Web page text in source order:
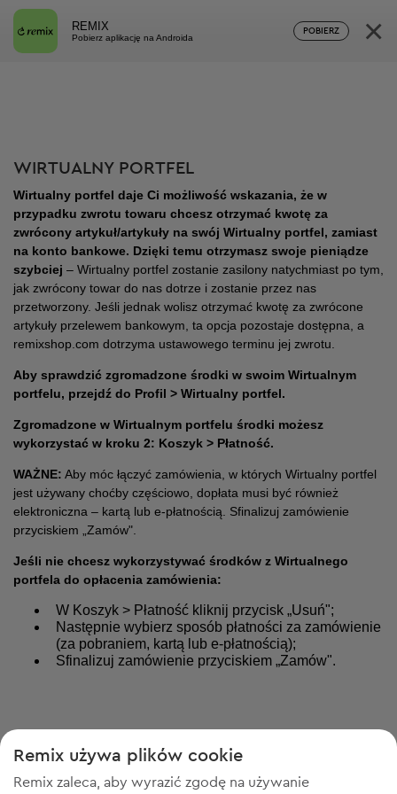
REMIX
Pobierz aplikację na Androida
POBIERZ ×
WIRTUALNY PORTFEL
Wirtualny portfel daje Ci możliwość wskazania, że w
przypadku zwrotu towaru chcesz otrzymać kwotę za
zwrócony artykuł/artykuły na swój Wirtualny portfel, zamiast
na konto bankowe. Dzięki temu otrzymasz swoje pieniądze
szybciej – Wirtualny portfel zostanie zasilony natychmiast po tym,
jak zwrócony towar do nas dotrze i zostanie przez nas
przetworzony. Jeśli jednak wolisz otrzymać kwotę za zwrócone
artykuły przelewem bankowym, ta opcja pozostaje dostępna, a
remixshop.com dotrzyma ustawowego terminu jej zwrotu.
Aby sprawdzić zgromadzone środki w swoim Wirtualnym
portfelu, przejdź do Profil > Wirtualny portfel.
Zgromadzone w Wirtualnym portfelu środki możesz
wykorzystać w kroku 2: Koszyk > Płatność.
WAŻNE: Aby móc łączyć zamówienia, w których Wirtualny portfel
jest używany choćby częściowo, dopłata musi być również
elektroniczna – kartą lub e-płatnością. Sfinalizuj zamówienie
przyciskiem „Zamów".
Jeśli nie chcesz wykorzystywać środków z Wirtualnego
portfela do opłacenia zamówienia:
W Koszyk > Płatność kliknij przycisk „Usuń";
Następnie wybierz sposób płatności za zamówienie
(za pobraniem, kartą lub e-płatnością);
Sfinalizuj zamówienie przyciskiem „Zamów".
Remix używa plików cookie
Remix zaleca, aby wyrazić zgodę na używanie